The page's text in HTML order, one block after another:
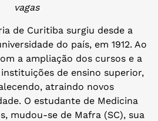
vagas
de Curitiba surgiu desde a
do país, em 1912. Ao
a ampliação dos cursos e a
de ensino superior,
atraindo novos
O estudante de Medicina
mudou-se de Mafra (SC), sua